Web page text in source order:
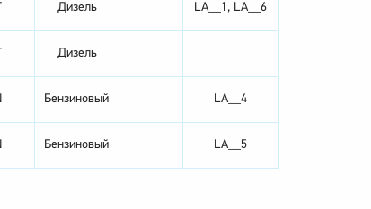
Дизель LA__1, LA__6
Дизель
Бензиновый LA__4
Бензиновый LA__5